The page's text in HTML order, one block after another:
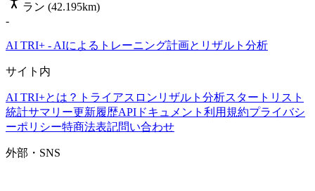
ラン (42.195km)
-
AI TRI+ - AIによるトレーニング計画とリザルト分析
サイト内
AI TRI+とは？ トライアスロンリザルト分析スタートリスト
統計サマリー更新履歴APIドキュメント 利用規約プライバシ
ーポリシー特商法表記問い合わせ
外部・SNS